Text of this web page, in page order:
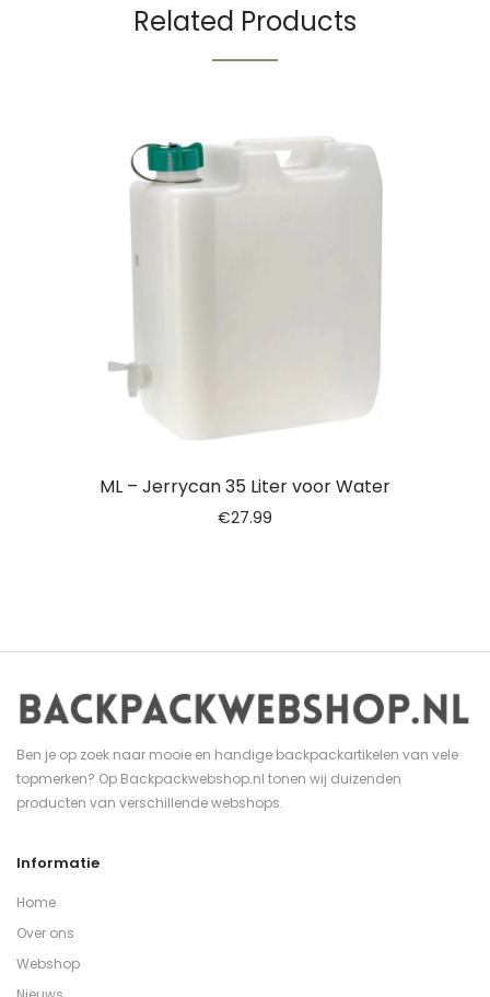
Related Products
ML – Jerrycan 35 Liter voor Water
€27.99
Ben je op zoek naar mooie en handige backpackartikelen van vele
topmerken? Op Backpackwebshop.nl tonen wij duizenden
producten van verschillende webshops.
Informatie
Home
Over ons
Webshop